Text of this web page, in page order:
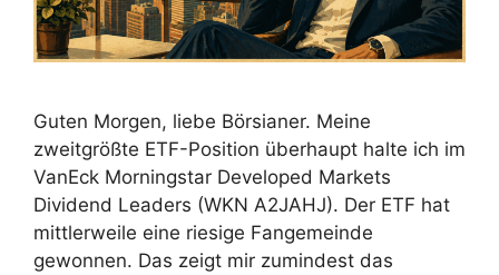
Guten Morgen, liebe Börsianer. Meine
zweitgrößte ETF-Position überhaupt halte ich im
VanEck Morningstar Developed Markets
Dividend Leaders (WKN A2JAHJ). Der ETF hat
mittlerweile eine riesige Fangemeinde
gewonnen. Das zeigt mir zumindest das